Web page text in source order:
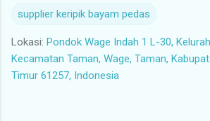
supplier keripik bayam pedas
Lokasi: Pondok Wage Indah 1 L-30,
Kecamatan Taman, Wage, Taman,
Timur 61257, Indonesia